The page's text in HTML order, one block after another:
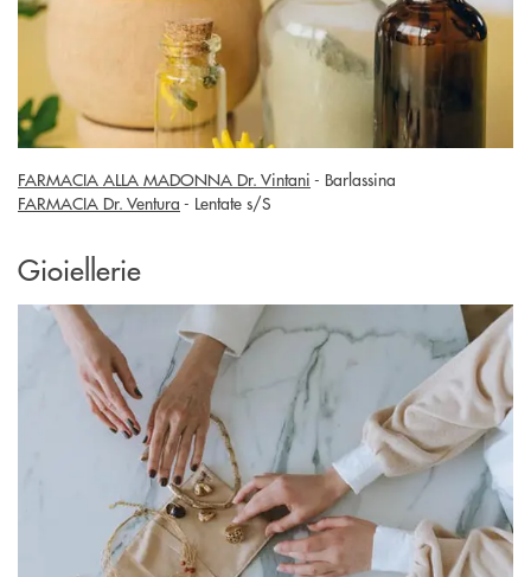
FARMACIA ALLA MADONNA Dr. Vintani - Barlassina
FARMACIA Dr. Ventura - Lentate s/S
Gioiellerie